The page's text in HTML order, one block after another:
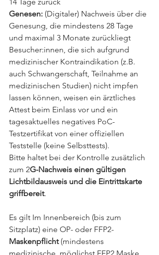
Genesen: (Digitaler) Nachweis über die
Genesung, die mindestens 28 Tage
und maximal 3 Monate zurückliegt
Besucher:innen, die sich aufgrund
medizinischer Kontraindikation (z.B.
auch Schwangerschaft, Teilnahme an
medizinischen Studien) nicht impfen
lassen können, weisen ein ärztliches
Attest beim Einlass vor und ein
tagesaktuelles negatives PoC-
Testzertifikat von einer offiziellen
Teststelle (keine Selbsttests).
Bitte haltet bei der Kontrolle zusätzlich
zum 2G-Nachweis einen gültigen
Lichtbildausweis und die Eintrittskarte
griffbereit.
Es gilt Im Innenbereich (bis zum
Sitzplatz) eine OP- oder FFP2-
Maskenpflicht (mindestens